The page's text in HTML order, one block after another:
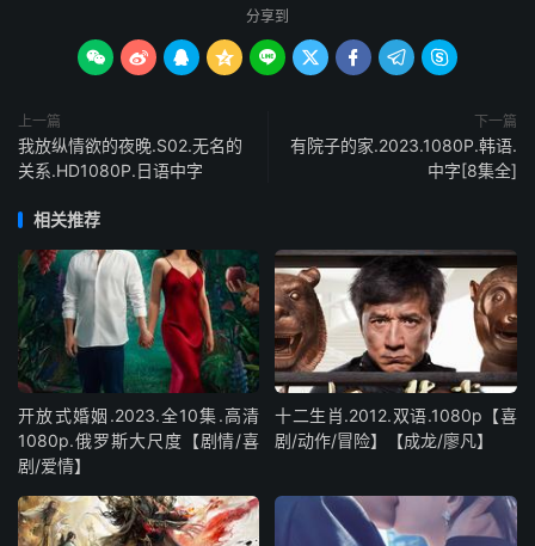
分享到
        
上一篇
我放纵情欲的夜晚.S02.无名的
关系.HD1080P.日语中字
下一篇
有院子的家.2023.1080P.韩语.
中字[8集全]
相关推荐
开放式婚姻.2023.全10集.高清
1080p.俄罗斯大尺度【剧情/喜
剧/爱情】
十二生肖.2012.双语.1080p【喜
剧/动作/冒险】【成龙/廖凡】